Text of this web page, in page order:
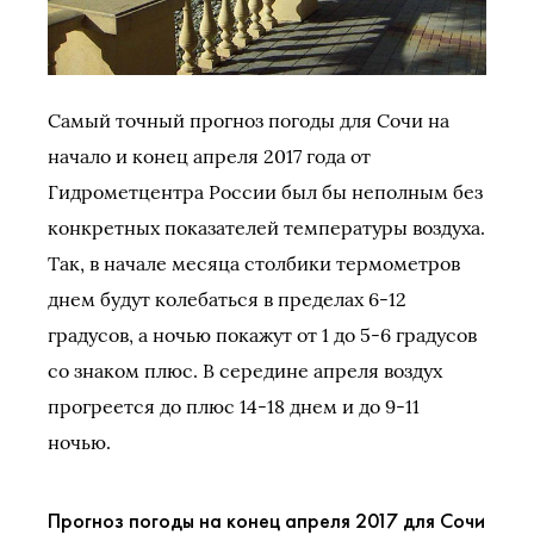
Самый точный прогноз погоды для Сочи на
начало и конец апреля 2017 года от
Гидрометцентра России был бы неполным без
конкретных показателей температуры воздуха.
Так, в начале месяца столбики термометров
днем будут колебаться в пределах 6-12
градусов, а ночью покажут от 1 до 5-6 градусов
со знаком плюс. В середине апреля воздух
прогреется до плюс 14-18 днем и до 9-11
ночью.
Прогноз погоды на конец апреля 2017 для Сочи